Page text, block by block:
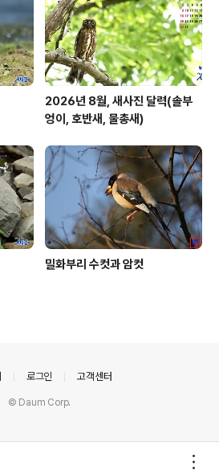
2026년 8월, 새사진 달력(솔부
엉이, 호반새, 물총새)
밀화부리 수컷과 암컷
로그인 고객센터
© Daum Corp.